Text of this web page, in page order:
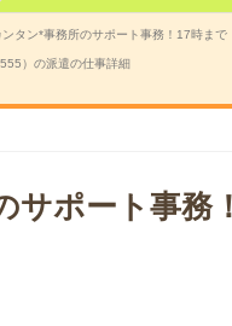
ンタン*事務所のサポート事務！17時ま
）の派遣の仕事詳細
サポート事務